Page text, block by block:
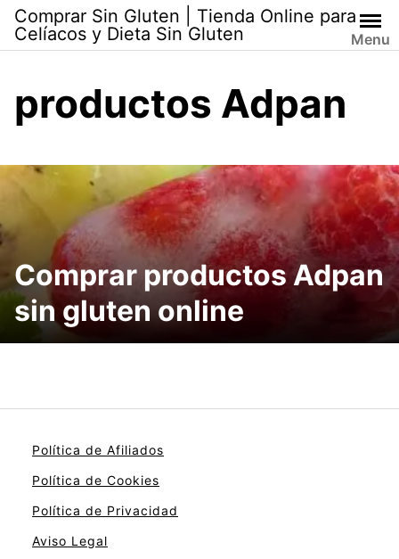
Skip
content
Comprar Sin Gluten | Tienda Online para
Celíacos y Dieta Sin Gluten
Menu
productos Adpan
Comprar productos Adpan
sin gluten online
Política de Afiliados
Política de Cookies
Política de Privacidad
Aviso Legal